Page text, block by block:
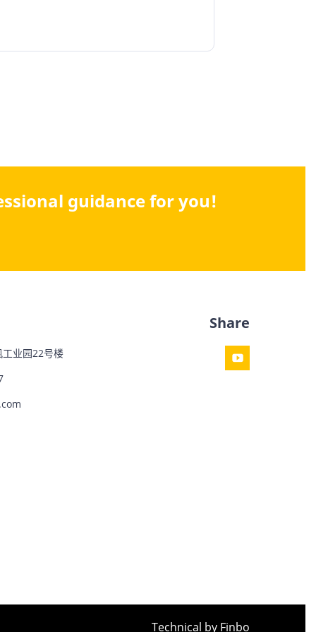
guidance for you!
业园22号楼
Share
Technical by Finbo